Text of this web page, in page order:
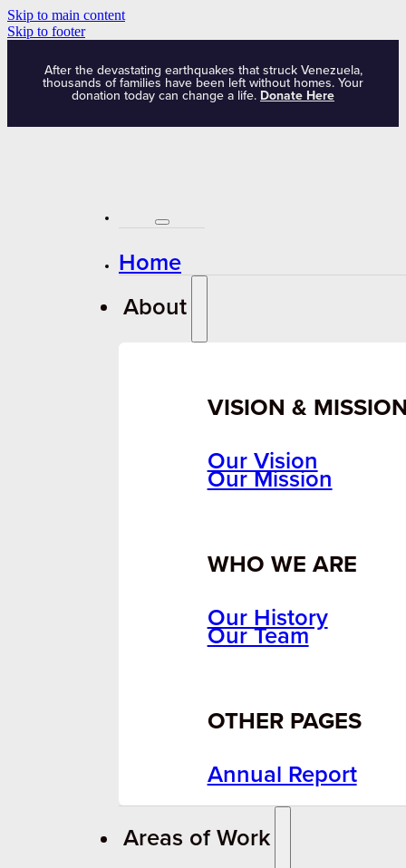
Skip to main content
Skip to footer
After the devastating earthquakes that struck Venezuela,
thousands of families have been left without homes. Your
donation today can change a life. Donate Here
Home
About
VISION &
Our Vision
Our Mission
WHO WE ARE
Our History
Our Team
OTHER PAGES
Annual Report
Areas of Work